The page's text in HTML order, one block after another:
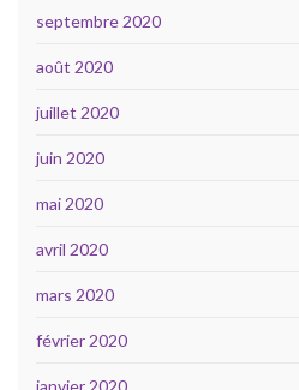
septembre 2020
août 2020
juillet 2020
juin 2020
mai 2020
avril 2020
mars 2020
février 2020